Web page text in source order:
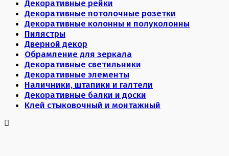
Декоративные рейки
Декоративные потолочные розетки
Декоративные колонны и полуколонны
Пилястры
Дверной декор
Обрамление для зеркала
Декоративные светильники
Декоративные элементы
Наличники, штапики и галтели
Декоративные балки и доски
Клей стыковочный и монтажный